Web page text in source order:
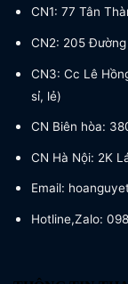
CN1: 77 Tân
CN2: 205 Đường
CN3: Cc Lê
sỉ, lẻ)
CN Biên hòa:
CN Hà Nội: 2K
Email:
Hotline,Zalo: